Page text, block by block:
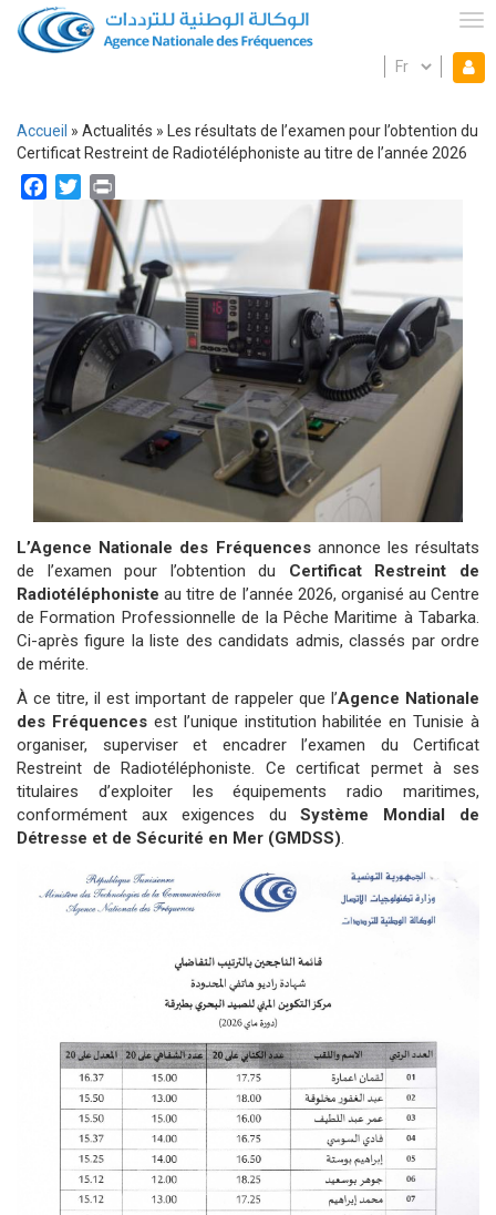
Aller
au
contenu
Mon espace
Select
Fil
d'Ariane
Accueil Actualités
Les résultats de l’examen pour l’obtention du
Certificat Restreint de Radiotéléphoniste au titre de l’année 2026
Facebook
Twitter
L’Agence Nationale des Fréquencesannonce les résultats
de l’examen pour l’obtention du Certificat Restreint de
Radiotéléphoniste au titre de l’année 2026, organisé au Centre
de Formation Professionnelle de la Pêche Maritime à Tabarka.
Ci-après figure la liste des candidats admis, classés par ordre
de mérite.
À ce titre, il est important de rappeler que l’Agence Nationale
des Fréquencesest l’unique institution habilitée en Tunisie à
organiser, superviser et encadrer l’examen du Certificat
Restreint de Radiotéléphoniste. Ce certificat permet à ses
titulaires d’exploiter les équipements radio maritimes,
conformément aux exigences duSystème Mondial de
Détresse et de Sécurité en Mer (GMDSS).